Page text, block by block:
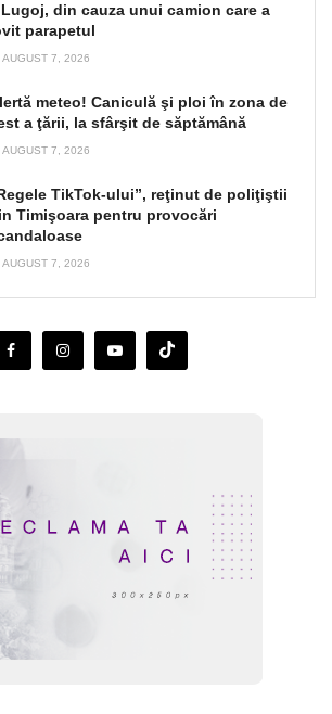
din cauza unui camion care a
parapetul
AUGUST 7, 2026
meteo! Caniculă şi ploi în zona de
a ţării, la sfârşit de săptămână
AUGUST 7, 2026
TikTok-ului”, reţinut de poliţiştii
Timişoara pentru provocări
AUGUST 7, 2026